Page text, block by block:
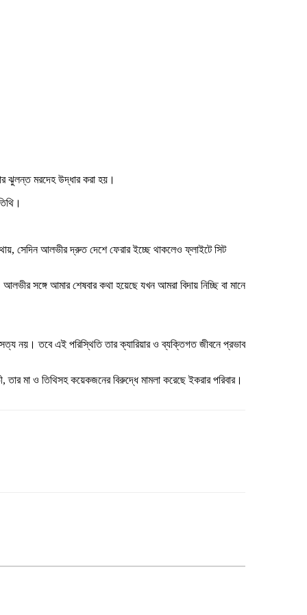
ঝুলন্ত মরদেহ উদ্ধার করা হয়।
সেদিন আলভীর দ্রুত দেশে ফেরার ইচ্ছে থাকলেও ফ্লাইটে সিট
সঙ্গে আমার শেষবার কথা হয়েছে যখন আমরা বিদায় নিচ্ছি বা মানে
নয়। তবে এই পরিস্থিতি তার ক্যারিয়ার ও ব্যক্তিগত জীবনে প্রভাব
মা ও তিথিসহ কয়েকজনের বিরুদ্ধে মামলা করেছে ইকরার পরিবার।